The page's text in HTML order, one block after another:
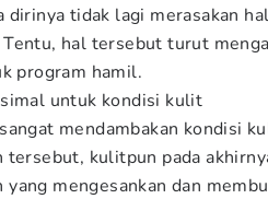
dirinya tidak lagi merasakan
hal tersebut turut
program hamil.
untuk kondisi kulit
mendambakan kondisi
tersebut, kulitpun pada
mengesankan dan